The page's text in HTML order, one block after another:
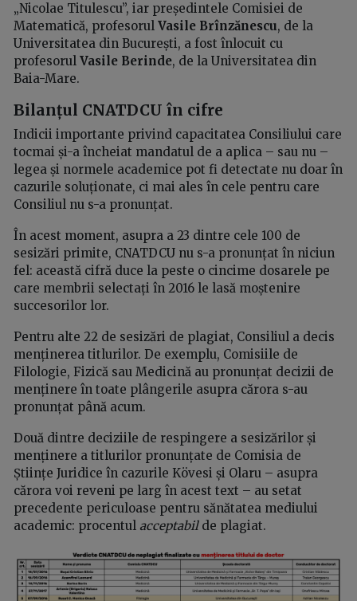
„Nicolae Titulescu”, iar președintele Comisiei de
Matematică, profesorul Vasile Brînzănescu, de la
Universitatea din București, a fost înlocuit cu
profesorul Vasile Berinde, de la Universitatea din
Baia-Mare.
Bilanțul CNATDCU în cifre
Indicii importante privind capacitatea Consiliului care
tocmai și-a încheiat mandatul de a aplica – sau nu –
legea și normele academice pot fi detectate nu doar în
cazurile soluționate, ci mai ales în cele pentru care
Consiliul nu s-a pronunțat.
În acest moment, asupra a 23 dintre cele 100 de
sesizări primite, CNATDCU nu s-a pronunțat în niciun
fel: această cifră duce la peste o cincime dosarele pe
care membrii selectați în 2016 le lasă moștenire
succesorilor lor.
Pentru alte 22 de sesizări de plagiat, Consiliul a decis
menținerea titlurilor. De exemplu, Comisiile de
Filologie, Fizică sau Medicină au pronunțat decizii de
menținere în toate plângerile asupra cărora s-au
pronunțat până acum.
Două dintre deciziile de respingere a sesizărilor și
menținere a titlurilor pronunțate de Comisia de
Științe Juridice în cazurile Kövesi și Olaru – asupra
cărora voi reveni pe larg în acest text – au setat
precedente periculoase pentru sănătatea mediului
academic: procentul acceptabilde plagiat.